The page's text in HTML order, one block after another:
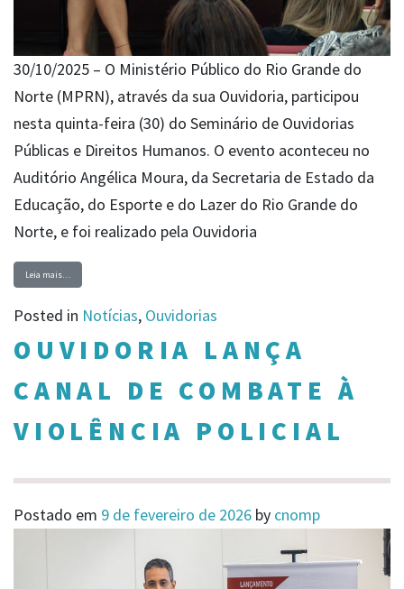
30/10/2025 – O Ministério Público do Rio Grande do
Norte (MPRN), através da sua Ouvidoria, participou
nesta quinta-feira (30) do Seminário de Ouvidorias
Públicas e Direitos Humanos. O evento aconteceu no
Auditório Angélica Moura, da Secretaria de Estado da
Educação, do Esporte e do Lazer do Rio Grande do
Norte, e foi realizado pela Ouvidoria
Leia mais…
Posted in Notícias, Ouvidorias
OUVIDORIA LANÇA
CANAL DE COMBATE À
VIOLÊNCIA POLICIAL
Postado em 9 de fevereiro de 2026 by cnomp